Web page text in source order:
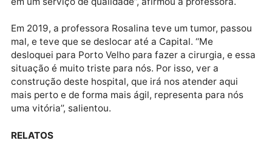
seguro, evoluir na Saúde Pública.
‘‘Estamos ansiosos pelas melhorias na qualidade do
atendimento à saúde, do qual precisei, muitas
ainda não temos uma estrutura para esse
Agradecemos ao Governo de Rondônia e nos
honrados por ver os nossos impostos sendo
em um serviço de qualidade’’, afirmou a professora.
Em 2019, a professora Rosalina teve um tumor,